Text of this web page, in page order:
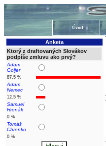
Úvod
Anketa
Ktorý z draftovaných Slovákov
podpíše zmluvu ako prvý?
Adam
Goljer
87.5 %
Adam
Nemec
12.5 %
Samuel
Hrenák
0 %
Tomáš
Chrenko
0 %